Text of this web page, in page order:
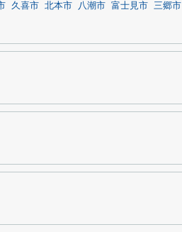
久喜市 北本市 八潮市 富士見市 三郷市